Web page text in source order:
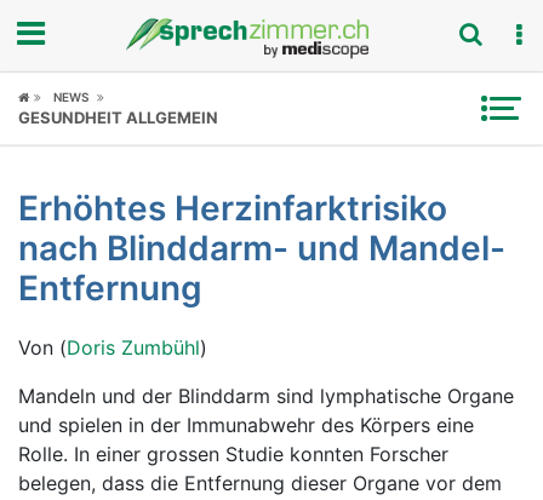
Fokus
Symptome
Untersuchungen
News
Ratgeber
Rubriken
NEWS
GESUNDHEIT ALLGEMEIN
Erhöhtes Herzinfarktrisiko
nach Blinddarm- und Mandel-
Entfernung
Von (Doris Zumbühl)
Mandeln und der Blinddarm sind lymphatische Organe
und spielen in der Immunabwehr des Körpers eine
Rolle. In einer grossen Studie konnten Forscher
belegen, dass die Entfernung dieser Organe vor dem